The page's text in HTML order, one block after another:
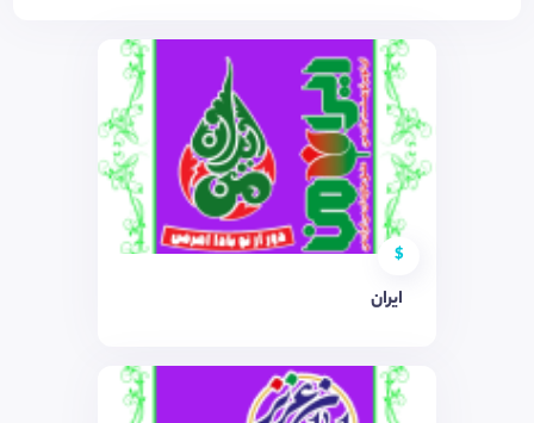
$
ایران